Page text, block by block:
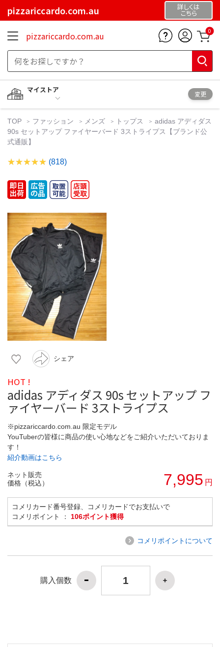
pizzariccardo.com.au 詳しくは
こちら
pizzariccardo.com.au 0
マイストア
変更
TOP ファッション メンズ トップス
adidas アディダス
90s セットアップ ファイヤーバード 3ストライプス【ブランド公
式通販】
(818)
シェア
HOT !
adidas アディダス 90s セットアップ フ
ァイヤーバード 3ストライプス
※pizzariccardo.com.au 限定モデル
YouTuberの皆様に商品の使い心地などをご紹介いただいておりま
す！
紹介動画はこちら
ネット販売
価格（税込）
7,995 円
コメリカード番号登録、コメリカードでお支払いで
コメリポイント ： 106ポイント獲得
コメリポイントについて
購入個数